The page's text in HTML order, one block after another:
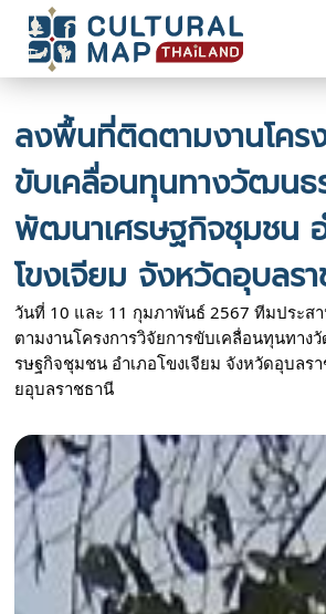
ลงพื้นที่ติดตามงานโคร
ขับเคลื่อนทุนทางวัฒนธ
พัฒนาเศรษฐกิจชุมชน
โขงเจียม จังหวัดอุบลร
วันที่ 10 และ 11 กุมภาพันธ์ 2567 ทีมประส
ตามงานโครงการวิจัยการขับเคลื่อนทุนทา
รษฐกิจชุมชน อำเภอโขงเจียม จังหวัดอุบลร
ยอุบลราชธานี